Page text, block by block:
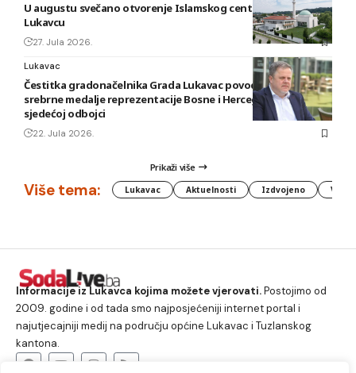
U augustu svečano otvorenje Islamskog centra i džamije u
Lukavcu
27. Jula 2026.
Lukavac
Čestitka gradonačelnika Grada Lukavac povodom osvajanja
srebrne medalje reprezentacije Bosne i Hercegovine u
sjedećoj odbojci
22. Jula 2026.
Prikaži više
Više tema: Lukavac Aktuelnosti Izdvojeno
Informacije iz Lukavca kojima možete vjerovati.Postojimo od
2009. godine i od tada smo najposjećeniji internet portal i
najutjecajniji medij na području općine Lukavac i Tuzlanskog
kantona.